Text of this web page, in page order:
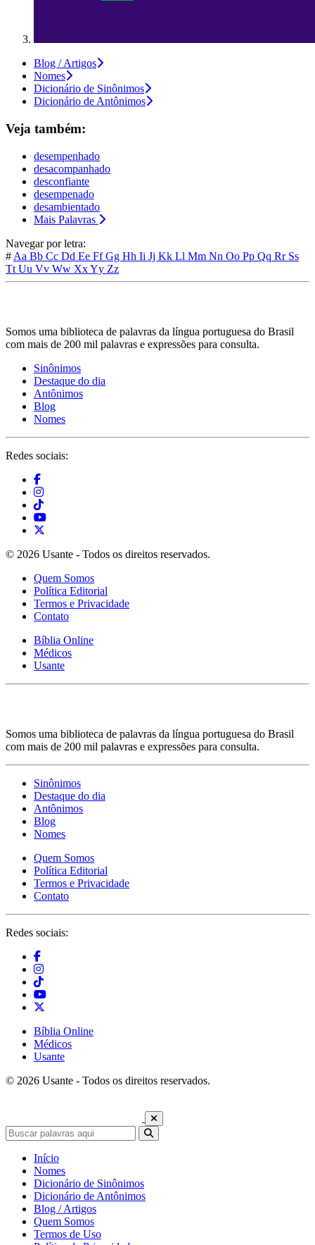
Blog / Artigos
Nomes
Dicionário de Sinônimos
Dicionário de Antônimos
Veja também:
desempenhado
desacompanhado
desconfiante
desempenado
desambientado
Mais Palavras
Navegar por letra:
# Aa Bb Cc Dd Ee FfGg Hh Ii Jj Kk Ll Mm Nn Oo Pp Qq Rr Ss
Tt Uu Vv Ww XxYy Zz
Somos uma biblioteca de palavras da língua portuguesa do Brasil
com mais de 200 mil palavras e expressões para consulta.
Sinônimos
Destaque do dia
Antônimos
Blog
Nomes
Redes sociais:
© 2026 Usante - Todos os direitos reservados.
Quem Somos
Política Editorial
Termos e Privacidade
Contato
Bíblia Online
Médicos
Usante
Somos uma biblioteca de palavras da língua portuguesa do Brasil
com mais de 200 mil palavras e expressões para consulta.
Sinônimos
Destaque do dia
Antônimos
Blog
Nomes
Quem Somos
Política Editorial
Termos e Privacidade
Contato
Redes sociais:
Bíblia Online
Médicos
Usante
© 2026 Usante - Todos os direitos reservados.
Início
Nomes
Dicionário de Sinônimos
Dicionário de Antônimos
Blog / Artigos
Quem Somos
Termos de Uso